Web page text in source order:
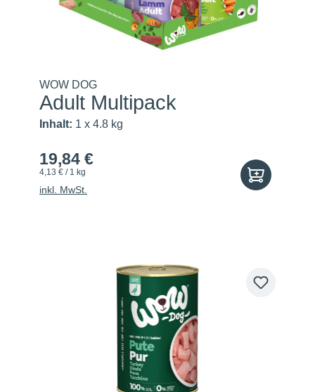
WOW DOG
Adult Multipack
Inhalt: 1 x 4.8 kg
19,84 €
4,13 € / 1 kg
inkl. MwSt.